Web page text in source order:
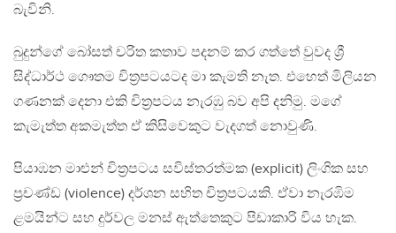
බැවිනි.
බුදුන්ගේ බෝසත් චරිත කතාව පදනම් කර ගත්තේ වුවද ශ්‍රී
සිද්ධාර්ථ ගෞතම චිත්‍රපටයටද මා කැමති නැත. එහෙත් මිලියන
ගණනක් දෙනා එකි චිත්‍රපටය නැරඹු බව අපි දනිමු. මගේ
කැමැත්ත අකමැත්ත ඒ කිසිවෙකුට වැදගත් නොවුණි.
පියාඹන මාළුන් චිත්‍රපටය සවිස්තරත්මක (explicit) ලිංගික සහ
ප්‍රචණ්ඩ (violence) දර්ශන සහිත චිත්‍රපටයකි. ඒවා නැරඹිම
ළමයින්ට සහ දුර්වල මනස් ඇත්තෙකුට පිඩාකාරි විය හැක.